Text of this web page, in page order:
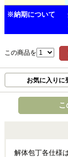
※納期について
この商品を
お気に入りに
解体包丁各仕様